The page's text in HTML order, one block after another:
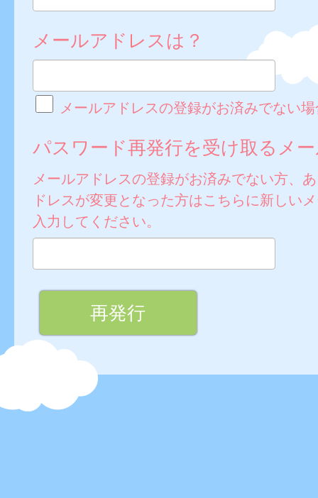
メールアドレスは？
メールアドレスの登録がお済みでない
パスワード再発行を受け取るメ
メールアドレスの登録がお済みでない方、
ドレスが変更となった方はこちらに新しい
入力してください。